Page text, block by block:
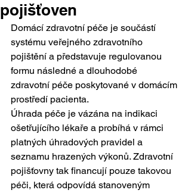
pojišťoven
Domácí zdravotní péče je součástí
systému veřejného zdravotního
pojištění a představuje regulovanou
formu následné a dlouhodobé
zdravotní péče poskytované v domácím
prostředí pacienta.
Úhrada péče je vázána na indikaci
ošetřujícího lékaře a probíhá v rámci
platných úhradových pravidel a
seznamu hrazených výkonů. Zdravotní
pojišťovny tak financují pouze takovou
péči, která odpovídá stanoveným